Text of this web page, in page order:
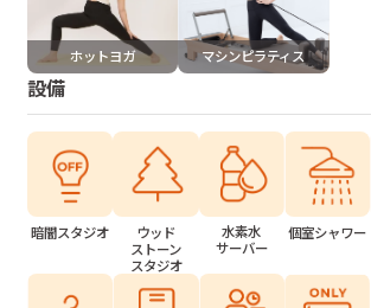
ホットヨガ マシンピラティス
設備
暗闇スタジオ
ウッド
ストーン
スタジオ
水素水
サーバー
個室シャワー